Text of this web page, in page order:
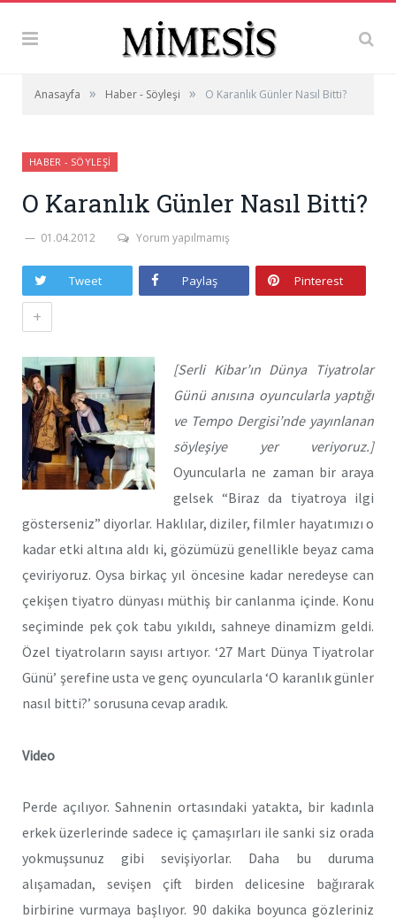
Anasayfa » Haber - Söyleşi » O Karanlık Günler Nasıl Bitti?
HABER - SÖYLEŞI
O Karanlık Günler Nasıl Bitti?
01.04.2012 Yorum yapılmamış
Tweet Paylaş Pinterest
+
[Serli Kibar’ın Dünya Tiyatrolar
Günü anısına oyuncularla yaptığı
ve Tempo Dergisi’nde yayınlanan
söyleşiye yer veriyoruz.]
Oyuncularla ne zaman bir araya
gelsek “Biraz da tiyatroya ilgi
gösterseniz” diyorlar. Haklılar, diziler, filmler hayatımızı o
kadar etki altına aldı ki, gözümüzü genellikle beyaz cama
çeviriyoruz. Oysa birkaç yıl öncesine kadar neredeyse can
çekişen tiyatro dünyası müthiş bir canlanma içinde. Konu
seçiminde pek çok tabu yıkıldı, sahneye dinamizm geldi.
Özel tiyatroların sayısı artıyor. ‘27 Mart Dünya Tiyatrolar
Günü’ şerefine usta ve genç oyuncularla ‘O karanlık günler
nasıl bitti?’ sorusuna cevap aradık.
Video
Perde açılıyor. Sahnenin ortasındaki yatakta, bir kadınla
erkek üzerlerinde sadece iç çamaşırları ile sanki siz orada
yokmuşsunuz gibi sevişiyorlar. Daha bu duruma
alışamadan, sevişen çift birden delicesine bağırarak
birbirine vurmaya başlıyor. 90 dakika boyunca gözleriniz